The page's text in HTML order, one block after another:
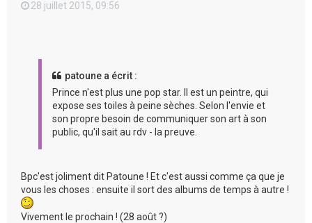
28 juillet 2015, 09:56
patoune a écrit :
Prince n'est plus une pop star. Il est un peintre, qui
expose ses toiles à peine sèches. Selon l'envie et
son propre besoin de communiquer son art à son
public, qu'il sait au rdv - la preuve.
Bpc'est joliment dit Patoune ! Et c'est aussi comme ça que je
vous les choses : ensuite il sort des albums de temps à autre !
Vivement le prochain ! (28 août ?)